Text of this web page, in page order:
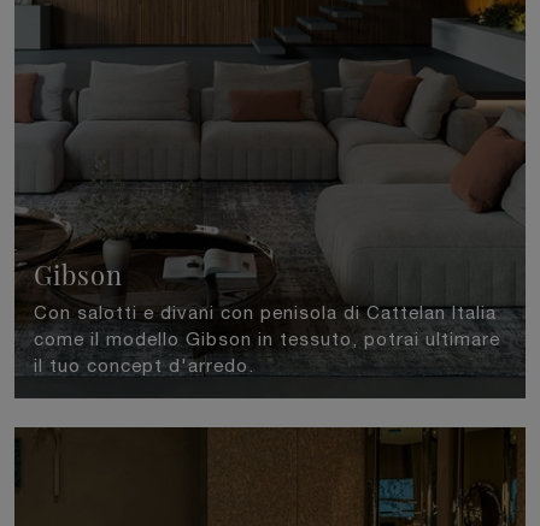
Gibson
Con salotti e divani con penisola di Cattelan Italia
come il modello Gibson in tessuto, potrai ultimare
il tuo concept d'arredo.